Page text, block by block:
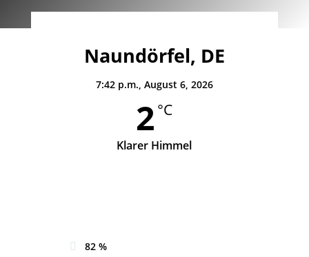
Naundörfel, DE
7:42 p.m., August 6, 2026
2 °C
Klarer Himmel
82 %